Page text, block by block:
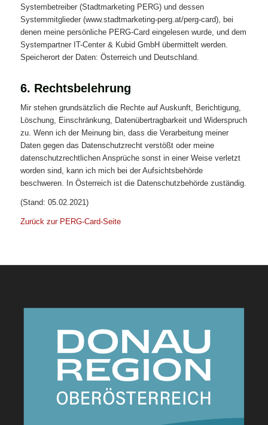
Systembetreiber (Stadtmarketing PERG) und dessen
Systemmitglieder (www.stadtmarketing-perg.at/perg-card), bei
denen meine persönliche PERG-Card eingelesen wurde, und dem
Systempartner IT-Center & Kubid GmbH übermittelt werden.
Speicherort der Daten: Österreich und Deutschland.
6. Rechtsbelehrung
Mir stehen grundsätzlich die Rechte auf Auskunft, Berichtigung,
Löschung, Einschränkung, Datenübertragbarkeit und Widerspruch
zu. Wenn ich der Meinung bin, dass die Verarbeitung meiner
Daten gegen das Datenschutzrecht verstößt oder meine
datenschutzrechtlichen Ansprüche sonst in einer Weise verletzt
worden sind, kann ich mich bei der Aufsichtsbehörde
beschweren. In Österreich ist die Datenschutzbehörde zuständig.
(Stand: 05.02.2021)
Zurück zur PERG-Card-Seite